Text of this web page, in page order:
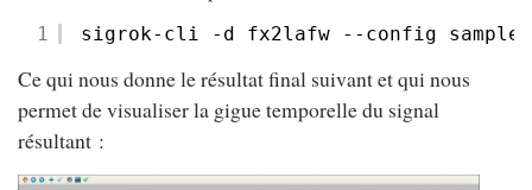
1 sigrok-cli -d fx2lafw --config
Ce qui nous donne le résultat final suivant et qui nous
permet de visualiser la gigue temporelle du signal
résultant :